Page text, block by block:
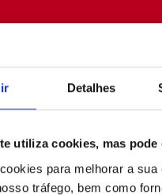
Detalhes
utiliza cookies, mas
para melhorar a sua
tráfego, bem como
os nossos esforços para
empilhadores, soluções e
segurança à logística e aos
colaboradores.
A nossa visão de